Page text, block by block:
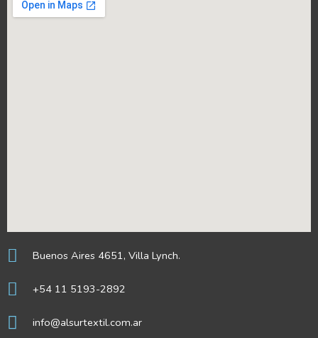
Buenos Aires 4651, Villa Lynch.
+54 11 5193-2892
info@alsurtextil.com.ar